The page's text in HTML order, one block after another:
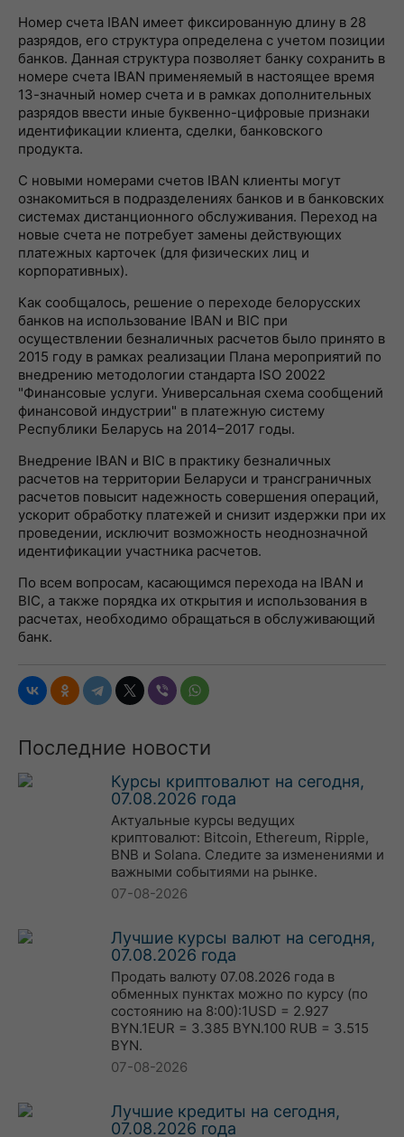
Номер счета IBAN имеет фиксированную длину в 28
разрядов, его структура определена с учетом позиции
банков. Данная структура позволяет банку сохранить в
номере счета IBAN применяемый в настоящее время
13-значный номер счета и в рамках дополнительных
разрядов ввести иные буквенно-цифровые признаки
идентификации клиента, сделки, банковского
продукта.
С новыми номерами счетов IBAN клиенты могут
ознакомиться в подразделениях банков и в банковских
системах дистанционного обслуживания. Переход на
новые счета не потребует замены действующих
платежных карточек (для физических лиц и
корпоративных).
Как сообщалось, решение о переходе белорусских
банков на использование IBAN и BIC при
осуществлении безналичных расчетов было принято в
2015 году в рамках реализации Плана мероприятий по
внедрению методологии стандарта ISO 20022
"Финансовые услуги. Универсальная схема сообщений
финансовой индустрии" в платежную систему
Республики Беларусь на 2014–2017 годы.
Внедрение IBAN и BIC в практику безналичных
расчетов на территории Беларуси и трансграничных
расчетов повысит надежность совершения операций,
ускорит обработку платежей и снизит издержки при их
проведении, исключит возможность неоднозначной
идентификации участника расчетов.
По всем вопросам, касающимся перехода на IBAN и
BIC, а также порядка их открытия и использования в
расчетах, необходимо обращаться в обслуживающий
банк.
Последние новости
Курсы криптовалют на сегодня,
07.08.2026 года
Актуальные курсы ведущих
криптовалют: Bitcoin, Ethereum, Ripple,
BNB и Solana. Следите за изменениями и
важными событиями на рынке.
07-08-2026
Лучшие курсы валют на сегодня,
07.08.2026 года
Продать валюту 07.08.2026 года в
обменных пунктах можно по курсу (по
состоянию на 8:00):1USD = 2.927
BYN.1EUR = 3.385 BYN.100 RUB = 3.515
BYN.
07-08-2026
Лучшие кредиты на сегодня,
07.08.2026 года